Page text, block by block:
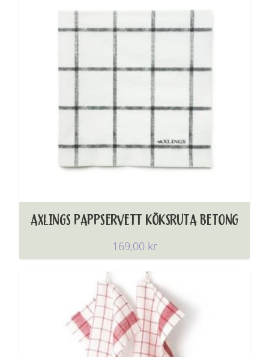
AXLINGS PAPPSERVETT KÖKSRUTA BETONG
169,00 kr